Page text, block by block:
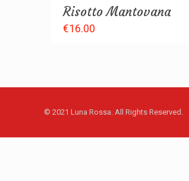
Risotto Mantovana
€16.00
© 2021 Luna Rossa. All Rights Reserved.